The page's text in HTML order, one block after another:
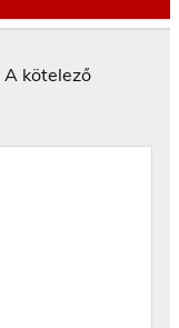
A kötelező